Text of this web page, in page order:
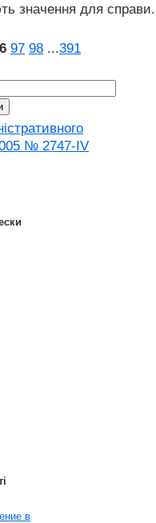
значення для справи.
97 98 ...391
№ 2747-IV
в